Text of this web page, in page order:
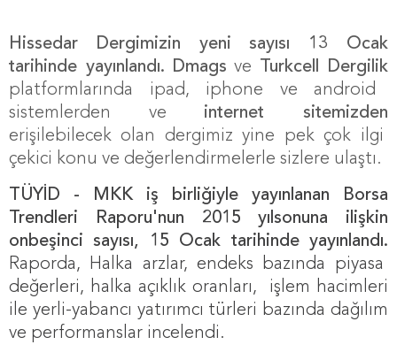
Hissedar Dergimizin yeni sayısı 13 Ocak
tarihinde yayınlandı. Dmags ve
Turkcell Dergilik
platformlarında ipad, iphone ve android
sistemlerden ve internet sitemizden
erişilebilecek olan dergimiz yine pek çok ilgi
çekici konu ve değerlendirmelerle sizlere ulaştı.
TÜYİD - MKK iş birliğiyle yayınlanan Borsa
Trendleri Raporu'nun 2015 yılsonuna ilişkin
onbeşinci sayısı, 15 Ocak tarihinde yayınlandı.
Raporda, Halka arzlar, endeks bazında piyasa
değerleri, halka açıklık oranları, işlem hacimleri
ile yerli-yabancı yatırımcı türleri bazında dağılım
ve performanslar incelendi.